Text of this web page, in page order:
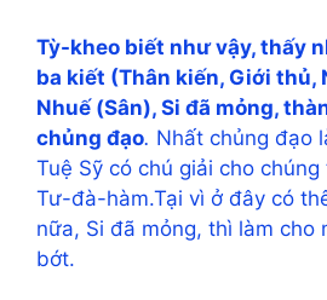
Tỳ-kheo biết như vậy, thấy
ba kiết (Thân kiến, Giới thủ,
Nhuế (Sân), Si đã mỏng,
chủng đạo. Nhất chủng đạo
Tuệ Sỹ có chú giải cho
Tư-đà-hàm.Tại vì ở đây có
nữa, Si đã mỏng, thì làm cho
bớt.